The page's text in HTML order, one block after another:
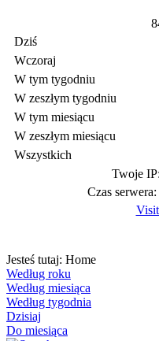
8
Dziś
Wczoraj
W tym tygodniu
W zeszłym tygodniu
W tym miesiącu
W zeszłym miesiącu
Wszystkich
Twoje
Czas
Jesteś tutaj: Home
Według roku
Według miesiąca
Według tygodnia
Dzisiaj
Do miesiąca